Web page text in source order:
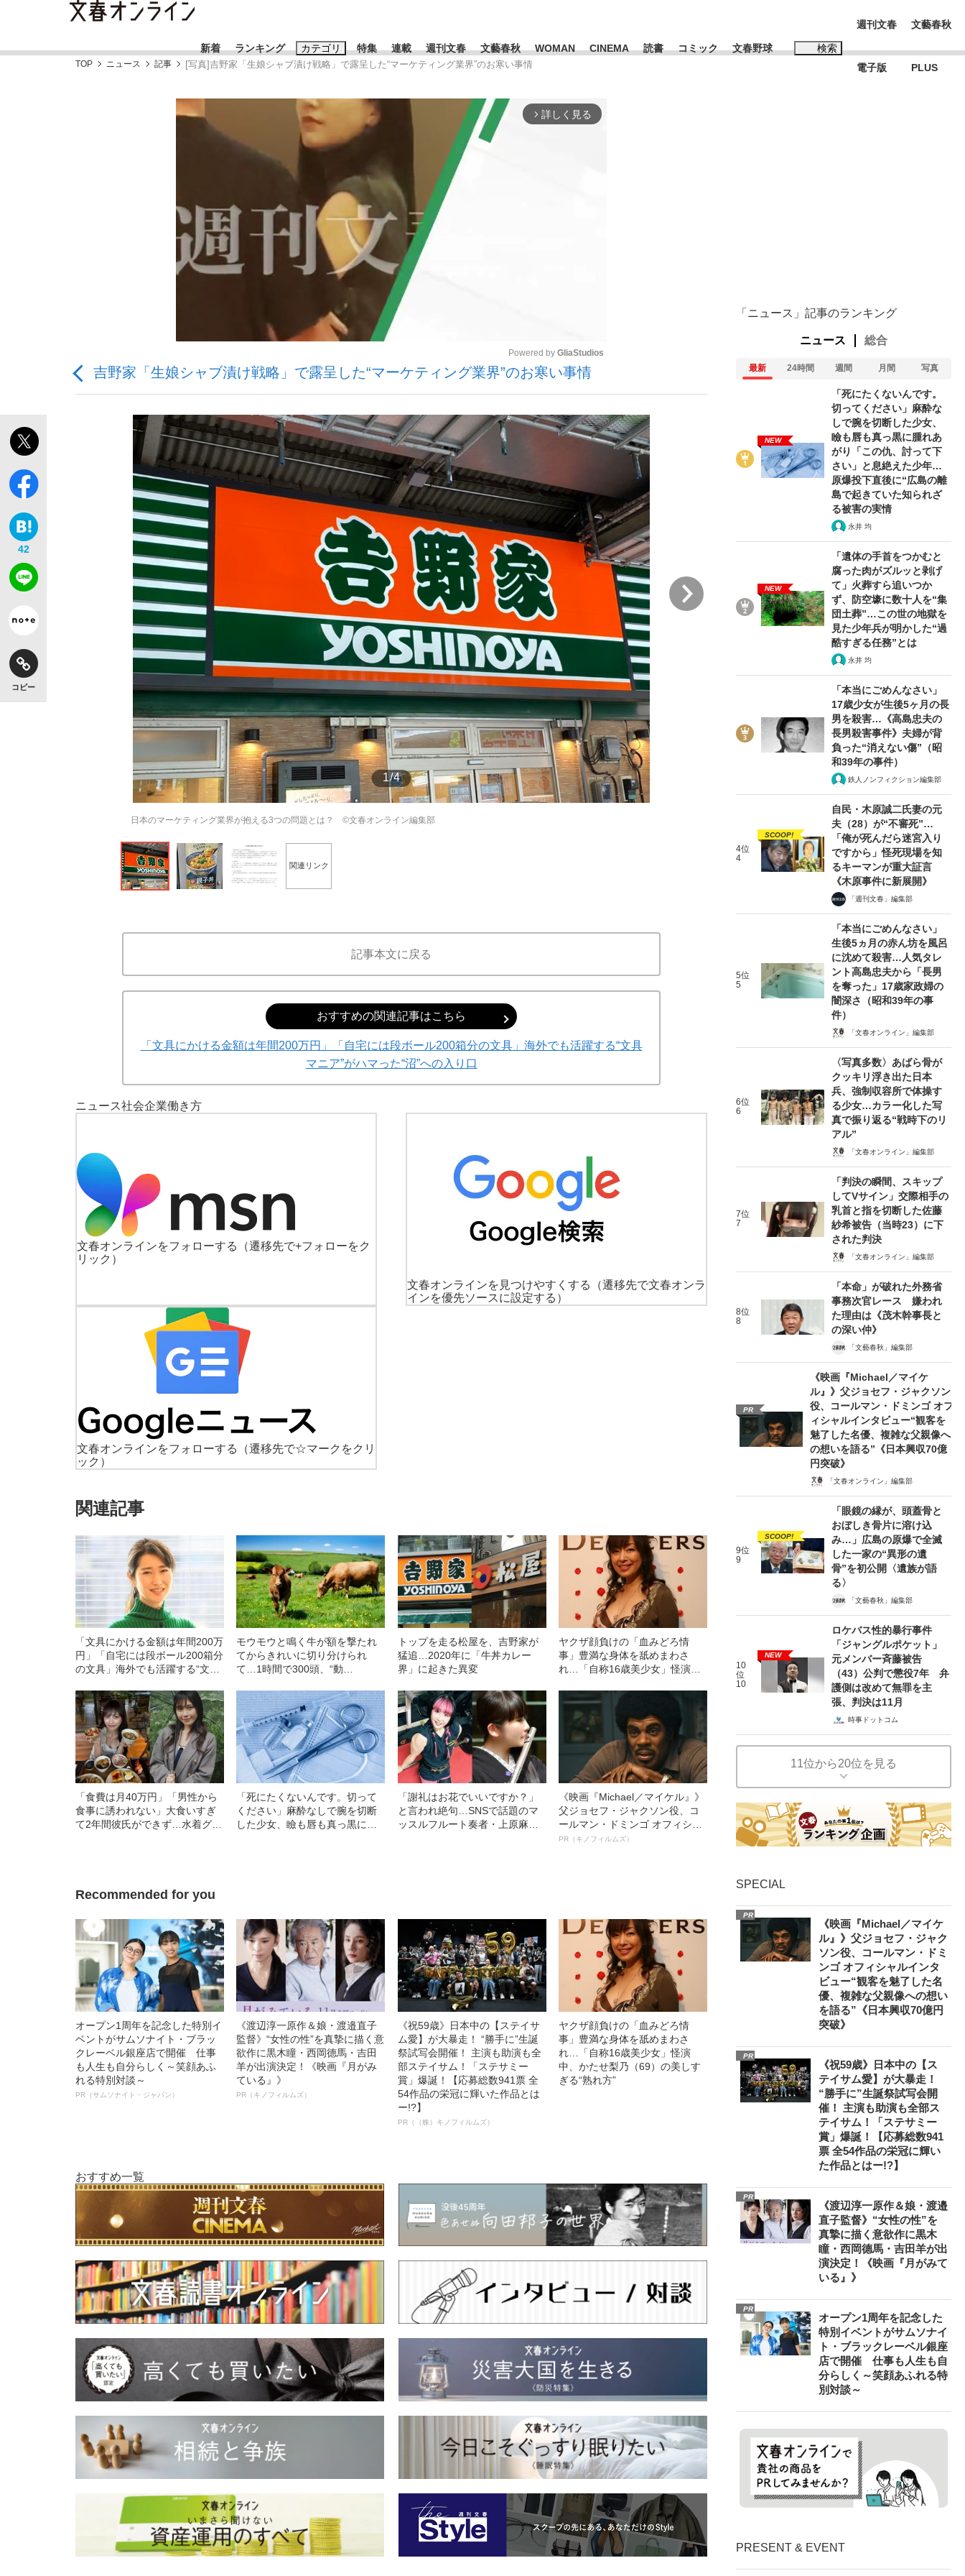
新着 ランキング カテゴリ
「90%は失敗する。でも…」本田圭佑が初めて明かした日本代表監督に...
「敗因分析は一切聞かれなかった」侍ジャパン選手が証言した“NPB聞... 「クマが悪者扱いされているのが悲しい」『北の国から』倉本聰氏（91...
「目標達成できなかったからと言って…」サッカー日本代表・森保一監督...
もっと見る
特集
終戦から81年
キングの誕生を、目撃せよ。
いまさら聞けない資産運用のすべて
the Style
もっと見る
連載 週刊文春 文藝春秋 WOMAN CINEMA 読書 コミック 文春野球 検索
おすすめのキーワードタグ一覧
#三山凌輝 #高市早苗 #後藤真希
#亀和田武
週刊文春
電子版
文藝春秋
PLUS
TOP ニュース 記事 [写真]吉野家「生娘シャブ漬け戦略」で露呈した“マーケティング業界”のお寒い事情
arrow_forward_ios 詳しく見る
Mute
Powered by GliaStudios
吉野家「生娘シャブ漬け戦略」で露呈した“マーケティング業界”のお寒い事情
42
コピー
1/4
日本のマーケティング業界が抱える3つの問題とは？ ©文春オンライン編集部
2/4
関連リンク
記事本文に戻る
おすすめの関連記事はこちら
「文具にかける金額は年間200万円」「自宅には段ボール200箱分の文具」海外でも活躍する“文具
マニア”がハマった“沼”への入り口
ニュース社会企業働き方
文春オンラインをフォローする
（遷移先で+フォローをク
リック）
文春オンラインを見つけやすくする
（遷移先で文春オンラ
インを優先ソースに設定する）
文春オンラインをフォローする
（遷移先で☆マークをクリ
ック）
関連記事
「文具にかける金額は年間200万
円」「自宅には段ボール200箱分
の文具」海外でも活躍する“文具
口
モウモウと鳴く牛が額を撃たれ
てからきれいに切り分けられ
て…1時間で300頭、“動
トップを走る松屋を、吉野家が
猛追…2020年に「牛丼カレー
界」に起きた異変
ヤクザ顔負けの「血みどろ情
事」豊満な身体を舐めまわさ
れ…「自称16歳美少女」怪演
ぎる“熟れ方”
「食費は月40万円」「男性から
食事に誘われない」大食いすぎ
て2年間彼氏ができず…水着グラ
「死にたくないんです。切って
ください」麻酔なしで腕を切断
した少女、瞼も唇も真っ黒に腫
「謝礼はお花でいいですか？」
と言われ絶句…SNSで話題のマ
ッスルフルート奏者・上原麻衣
《映画『Michael／マイケル』》
父ジョセフ・ジャクソン役、コ
ールマン・ドミンゴ オフィシャ
ルインタビュー“観客を魅了した
PR（キノフィルムズ）
Recommended for you
オープン1周年を記念した特別イ
ベントがサムソナイト・ブラッ
クレーベル銀座店で開催 仕事
も人生も自分らしく～笑顔あふ
れる特別対談～
PR（サムソナイト・ジャパン）
《渡辺淳一原作＆娘・渡邉直子
監督》“女性の性”を真摯に描く意
欲作に黒木瞳・西岡德馬・吉田
羊が出演決定！《映画『月がみ
ている』》
PR（キノフィルムズ）
《祝59歳》日本中の【ステイサ
ム愛】が大暴走！ “勝手に”生誕
祭試写会開催！ 主演も助演も全
部ステイサム！「ステサミー
賞」爆誕！【応募総数941票 全
54作品の栄冠に輝いた作品とは
ー!?】
PR（（株）キノフィルムズ）
ヤクザ顔負けの「血みどろ情
事」豊満な身体を舐めまわさ
れ…「自称16歳美少女」怪演
中、かたせ梨乃（69）の美しす
ぎる“熟れ方”
おすすめ一覧
「ニュース」記事のランキング
ニュース 総合
最新 24時間 週間 月間 写真
NEW
「死にたくないんです。
切ってください」麻酔な
しで腕を切断した少女、
瞼も唇も真っ黒に腫れあ
がり「この仇、討って下
さい」と息絶えた少年…
原爆投下直後に“広島の離
島で起きていた知られざ
る被害の実情
永井 均
NEW
「遺体の手首をつかむと
腐った肉がズルッと剥げ
て」火葬すら追いつか
ず、防空壕に数十人を“集
団土葬”…この世の地獄を
見た少年兵が明かした“過
酷すぎる任務”とは
永井 均
「本当にごめんなさい」
17歳少女が生後5ヶ月の長
男を殺害…《高島忠夫の
長男殺害事件》夫婦が背
負った“消えない傷”（昭
和39年の事件）
鉄人ノンフィクション編集部
4位
4
SCOOP!
自民・木原誠二氏妻の元
夫（28）が“不審死”…
「俺が死んだら迷宮入り
ですから」怪死現場を知
るキーマンが重大証言
《木原事件に新展開》
「週刊文春」編集部
5位
5
「本当にごめんなさい」
生後5ヵ月の赤ん坊を風呂
に沈めて殺害…人気タレ
ント高島忠夫から「長男
を奪った」17歳家政婦の
闇深さ（昭和39年の事
件）
「文春オンライン」編集部
6位
6
〈写真多数〉あばら骨が
クッキリ浮き出た日本
兵、強制収容所で体操す
る少女…カラー化した写
真で振り返る“戦時下のリ
アル”
「文春オンライン」編集部
7位
7
「判決の瞬間、スキップ
してVサイン」交際相手の
乳首と指を切断した佐藤
紗希被告（当時23）に下
された判決
「文春オンライン」編集部
8位
8
「本命」が破れた外務省
事務次官レース 嫌われ
た理由は《茂木幹事長と
の深い仲》
「文藝春秋」編集部
PR
《映画『Michael／マイケ
ル』》父ジョセフ・ジャクソン
役、コールマン・ドミンゴ オフ
ィシャルインタビュー“観客を
魅了した名優、複雑な父親像へ
の想いを語る”《日本興収70億
円突破》
「文春オンライン」編集部
9位
9
SCOOP!
「眼鏡の縁が、頭蓋骨と
おぼしき骨片に溶け込
み…」広島の原爆で全滅
した一家の“異形の遺
骨”を初公開〈遺族が語
る〉
「文藝春秋」編集部
10
位
10
NEW
ロケバス性的暴行事件
「ジャングルポケット」
元メンバー斉藤被告
（43）公判で懲役7年 弁
護側は改めて無罪を主
張、判決は11月
時事ドットコム
11位から20位を見る
SPECIAL
PR
《映画『Michael／マイケ
ル』》父ジョセフ・ジャク
ソン役、コールマン・ドミ
ンゴ オフィシャルインタ
ビュー“観客を魅了した名
優、複雑な父親像への想い
を語る”《日本興収70億円
突破》
PR
《祝59歳》日本中の【ス
テイサム愛】が大暴走！
“勝手に”生誕祭試写会開
催！ 主演も助演も全部ス
テイサム！「ステサミー
賞」爆誕！【応募総数941
票 全54作品の栄冠に輝い
た作品とはー!?】
PR
《渡辺淳一原作＆娘・渡邉
直子監督》“女性の性”を
真摯に描く意欲作に黒木
瞳・西岡德馬・吉田羊が出
演決定！《映画『月がみて
いる』》
PR
オープン1周年を記念した
特別イベントがサムソナイ
ト・ブラックレーベル銀座
店で開催 仕事も人生も自
分らしく～笑顔あふれる特
別対談～
PRESENT & EVENT